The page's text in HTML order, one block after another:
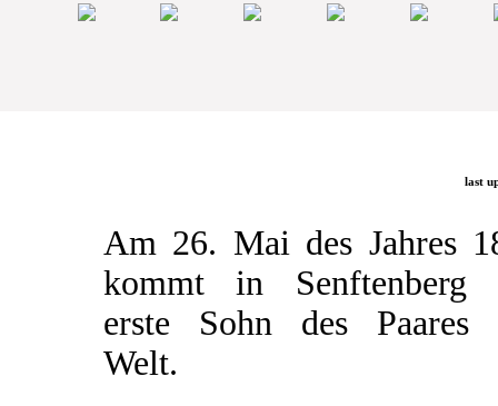
last
Am 26. Mai des Jahres
kommt in Senftenberg
erste Sohn des Paares
Welt.